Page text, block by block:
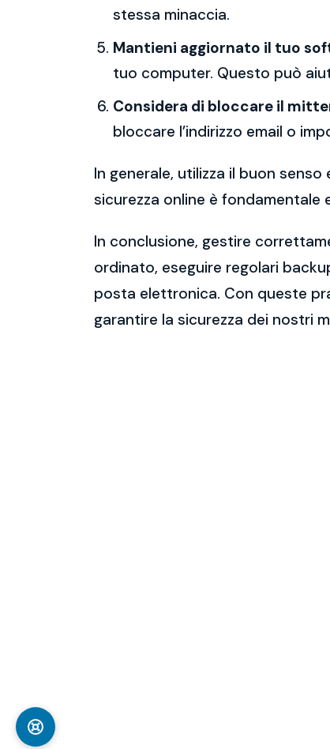
stessa minaccia.
Mantieni aggiornato il tuo
tuo computer. Questo può
Considera di bloccare il
bloccare l’indirizzo email o
In generale, utilizza il buon
sicurezza online è
In conclusione, gestire
ordinato, eseguire regolari
posta elettronica. Con queste
garantire la sicurezza dei nostri